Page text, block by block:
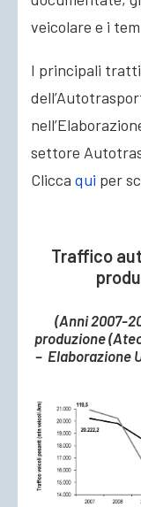
veicolare e i
I principali
settore
Clicca qui per
Traffico
(Anni 2007-
produzione
– Elaborazione